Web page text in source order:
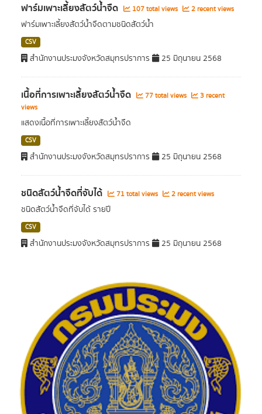
ฟาร์มเพาะเลี้ยงสัตว์น้ำจืด 107 total views 2 recent views
ฟาร์มเพาะเลี้ยงสัตว์น้ำจืดตามชนิดสัตว์น้ำ
CSV
สำนักงานประมงจังหวัดสมุทรปราการ 25 มิถุนายน 2568
เนื้อที่การเพาะเลี้ยงสัตว์น้ำจืด 77 total views
3 recent
views
แสดงเนื้อที่การเพาะเลี้ยงสัตว์น้ำจืด
CSV
สำนักงานประมงจังหวัดสมุทรปราการ 25 มิถุนายน 2568
ชนิดสัตว์น้ำจืดที่จับได้ 71 total views 2 recent views
ชนิดสัตว์น้ำจืดที่จับได้ รายปี
CSV
สำนักงานประมงจังหวัดสมุทรปราการ 25 มิถุนายน 2568